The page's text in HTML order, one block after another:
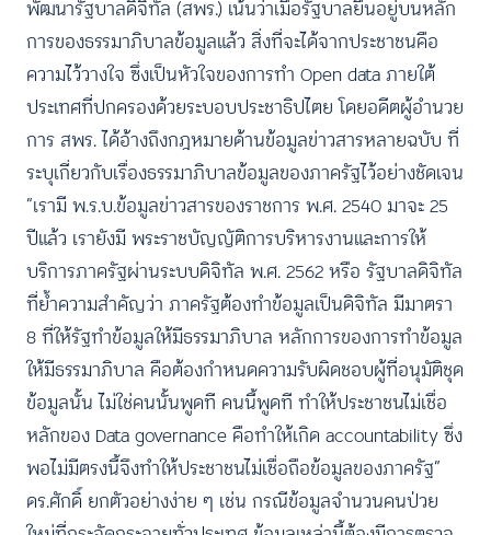
พัฒนารัฐบาลดิจิทัล (สพร.) เน้นว่าเมื่อรัฐบาลยืนอยู่บนหลัก
การของธรรมาภิบาลข้อมูลแล้ว สิ่งที่จะได้จากประชาชนคือ
ความไว้วางใจ ซึ่งเป็นหัวใจของการทำ Open data ภายใต้
ประเทศที่ปกครองด้วยระบอบประชาธิปไตย โดยอดีตผู้อำนวย
การ สพร. ได้อ้างถึงกฎหมายด้านข้อมูลข่าวสารหลายฉบับ ที่
ระบุเกี่ยวกับเรื่องธรรมาภิบาลข้อมูลของภาครัฐไว้อย่างชัดเจน
“เรามี พ.ร.บ.ข้อมูลข่าวสารของราชการ พ.ศ. 2540 มาจะ 25
ปีแล้ว เรายังมี พระราชบัญญัติการบริหารงานและการให้
บริการภาครัฐผ่านระบบดิจิทัล พ.ศ. 2562 หรือ รัฐบาลดิจิทัล
ที่ย้ำความสำคัญว่า ภาครัฐต้องทำข้อมูลเป็นดิจิทัล มีมาตรา
8 ที่ให้รัฐทำข้อมูลให้มีธรรมาภิบาล หลักการของการทำข้อมูล
ให้มีธรรมาภิบาล คือต้องกำหนดความรับผิดชอบผู้ที่อนุมัติชุด
ข้อมูลนั้น ไม่ใช่คนนั้นพูดที คนนี้พูดที ทำให้ประชาชนไม่เชื่อ
หลักของ Data governance คือทำให้เกิด accountability ซึ่ง
พอไม่มีตรงนี้จึงทำให้ประชาชนไม่เชื่อถือข้อมูลของภาครัฐ”
ดร.ศักดิ์ ยกตัวอย่างง่าย ๆ เช่น กรณีข้อมูลจำนวนคนป่วย